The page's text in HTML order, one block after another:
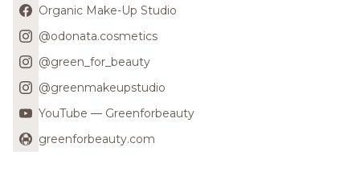
Organic Make-Up Studio
@odonata.cosmetics
@green_for_beauty
@greenmakeupstudio
YouTube — Greenforbeauty
greenforbeauty.com